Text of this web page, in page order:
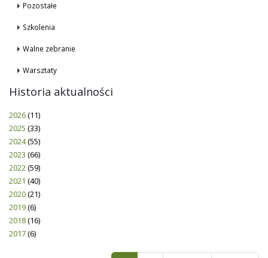
Pozostałe
Szkolenia
Walne zebranie
Warsztaty
Historia aktualności
2026(11)
2025 (33)
2024(55)
2023 (66)
2022(59)
2021 (40)
2020(21)
2019(6)
2018(16)
2017(6)